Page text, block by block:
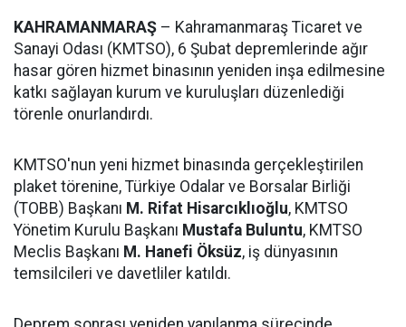
KAHRAMANMARAŞ – Kahramanmaraş Ticaret ve
Sanayi Odası (KMTSO), 6 Şubat depremlerinde ağır
hasar gören hizmet binasının yeniden inşa edilmesine
katkı sağlayan kurum ve kuruluşları düzenlediği
törenle onurlandırdı.
KMTSO'nun yeni hizmet binasında gerçekleştirilen
plaket törenine, Türkiye Odalar ve Borsalar Birliği
(TOBB) Başkanı M. Rifat Hisarcıklıoğlu, KMTSO
Yönetim Kurulu Başkanı Mustafa Buluntu, KMTSO
Meclis Başkanı M. Hanefi Öksüz, iş dünyasının
temsilcileri ve davetliler katıldı.